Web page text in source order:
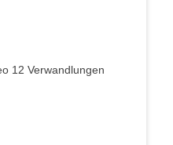
12 Ver­wand­lun­gen